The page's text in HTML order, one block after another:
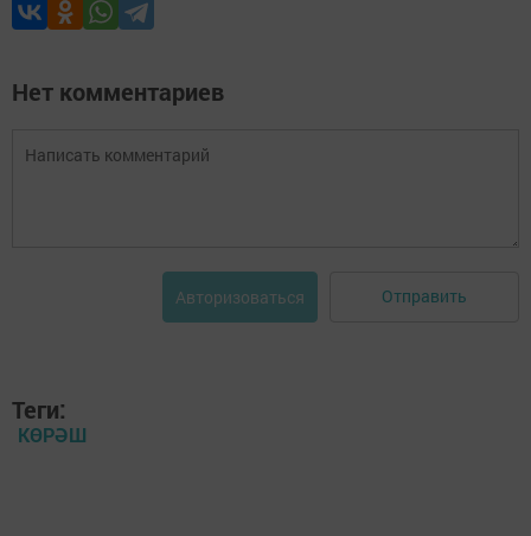
Нет комментариев
Авторизоваться Отправить
Теги:
КӨРӘШ